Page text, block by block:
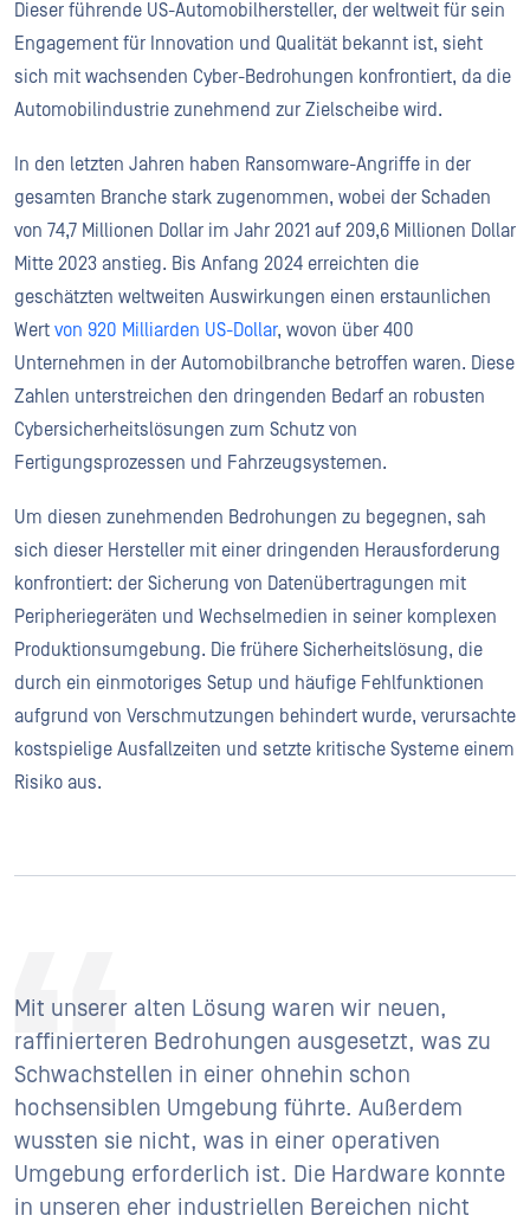
Dieser führende US-Automobilhersteller, der weltweit für sein
Engagement für Innovation und Qualität bekannt ist, sieht
sich mit wachsenden Cyber-Bedrohungen konfrontiert, da die
Automobilindustrie zunehmend zur Zielscheibe wird.
In den letzten Jahren haben Ransomware-Angriffe in der
gesamten Branche stark zugenommen, wobei der Schaden
von 74,7 Millionen Dollar im Jahr 2021 auf 209,6 Millionen Dollar
Mitte 2023 anstieg. Bis Anfang 2024 erreichten die
geschätzten weltweiten Auswirkungen einen erstaunlichen
Wert von 920 Milliarden US-Dollar, wovon über 400
Unternehmen in der Automobilbranche betroffen waren. Diese
Zahlen unterstreichen den dringenden Bedarf an robusten
Cybersicherheitslösungen zum Schutz von
Fertigungsprozessen und Fahrzeugsystemen.
Um diesen zunehmenden Bedrohungen zu begegnen, sah
sich dieser Hersteller mit einer dringenden Herausforderung
konfrontiert: der Sicherung von Datenübertragungen mit
Peripheriegeräten und Wechselmedien in seiner komplexen
Produktionsumgebung. Die frühere Sicherheitslösung, die
durch ein einmotoriges Setup und häufige Fehlfunktionen
aufgrund von Verschmutzungen behindert wurde, verursachte
kostspielige Ausfallzeiten und setzte kritische Systeme einem
Risiko aus.
Mit unserer alten Lösung waren wir neuen,
raffinierteren Bedrohungen ausgesetzt, was zu
Schwachstellen in einer ohnehin schon
hochsensiblen Umgebung führte. Außerdem
wussten sie nicht, was in einer operativen
Umgebung erforderlich ist. Die Hardware konnte
in unseren eher industriellen Bereichen nicht